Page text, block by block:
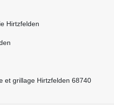
Hirtzfelden
et grillage Hirtzfelden 68740